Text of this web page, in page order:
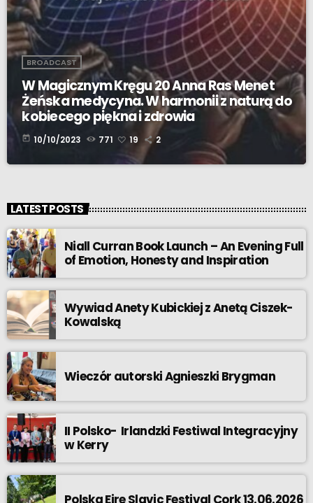
BROADCAST
W Magicznym Kręgu 20 Anna Ras Menet
Żeńska medycyna. W harmonii z naturą do
kobiecego piękna i zdrowia
today 10/10/2023 771 19 2
LATEST POSTS
Niall Curran Book Launch – An Evening Full
of Emotion, Honesty and Inspiration
Wywiad Anety Kubickiej z Anetą Ciszek-
Kowalską
Wieczór autorski Agnieszki Brygman
II Polsko- Irlandzki Festiwal Integracyjny
w Kerry